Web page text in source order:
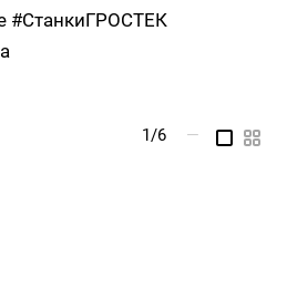
#СтанкиГРОСТЕК
1/6 —